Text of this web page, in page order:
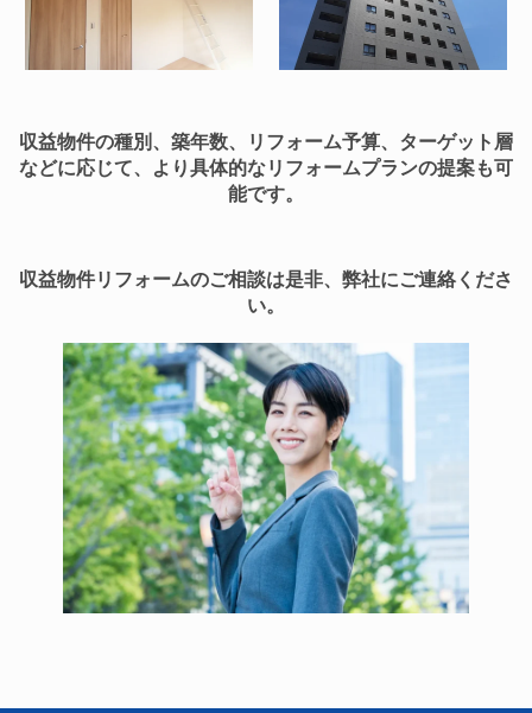
収益物件の種別、築年数、リフォーム予算、ターゲット層
などに応じて、より具体的なリフォームプランの提案も可
能です。
収益物件リフォームのご相談は是非、弊社にご連絡くださ
い。